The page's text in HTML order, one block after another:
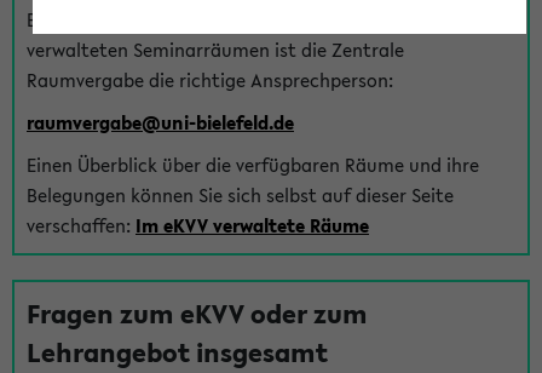
Bei Fragen zur Vergabe von Hörsälen und vom eKVV
verwalteten Seminarräumen ist die Zentrale
Raumvergabe die richtige Ansprechperson:
raumvergabe@uni-bielefeld.de
Einen Überblick über die verfügbaren Räume und ihre
Belegungen können Sie sich selbst auf dieser Seite
verschaffen: Im eKVV verwaltete Räume
Fragen zum eKVV oder zum
Lehrangebot insgesamt